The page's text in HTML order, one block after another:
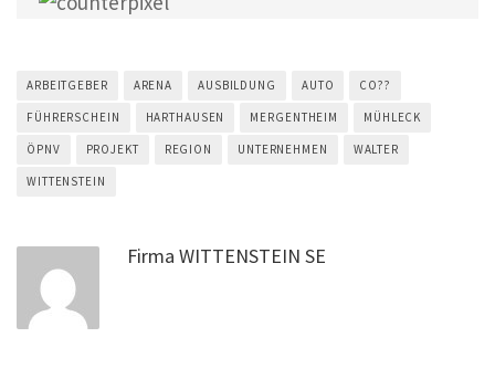
ARBEITGEBER ARENA AUSBILDUNG AUTO CO??
FÜHRERSCHEIN HARTHAUSEN MERGENTHEIM MÜHLECK
ÖPNV PROJEKT REGION UNTERNEHMEN WALTER
WITTENSTEIN
Firma WITTENSTEIN SE